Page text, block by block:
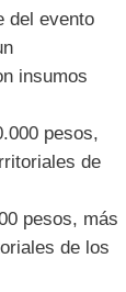
del evento
insumos
pesos,
de
pesos, más
de los